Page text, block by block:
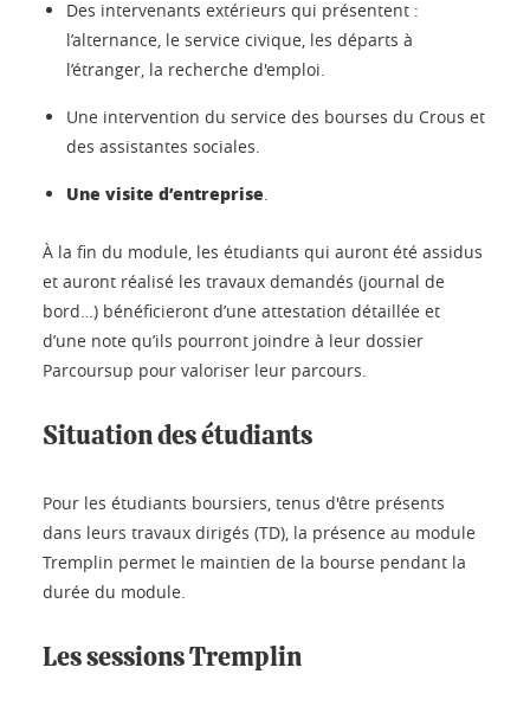
Des intervenants extérieurs qui présentent :
l’alternance, le service civique, les départs à
l’étranger, la recherche d'emploi.
Une intervention du service des bourses du Crous et
des assistantes sociales.
Une visite d’entreprise.
À la fin du module, les étudiants qui auront été assidus
et auront réalisé les travaux demandés (journal de
bord…) bénéficieront d’une attestation détaillée et
d’une note qu’ils pourront joindre à leur dossier
Parcoursup pour valoriser leur parcours.
Situation des étudiants
Pour les étudiants boursiers, tenus d'être présents
dans leurs travaux dirigés (TD), la présence au module
Tremplin permet le maintien de la bourse pendant la
durée du module.
Les sessions Tremplin